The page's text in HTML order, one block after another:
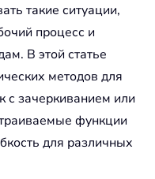
такие ситуации,
процесс и
В этой статье
методов для
с зачеркиванием или
функции
для различных